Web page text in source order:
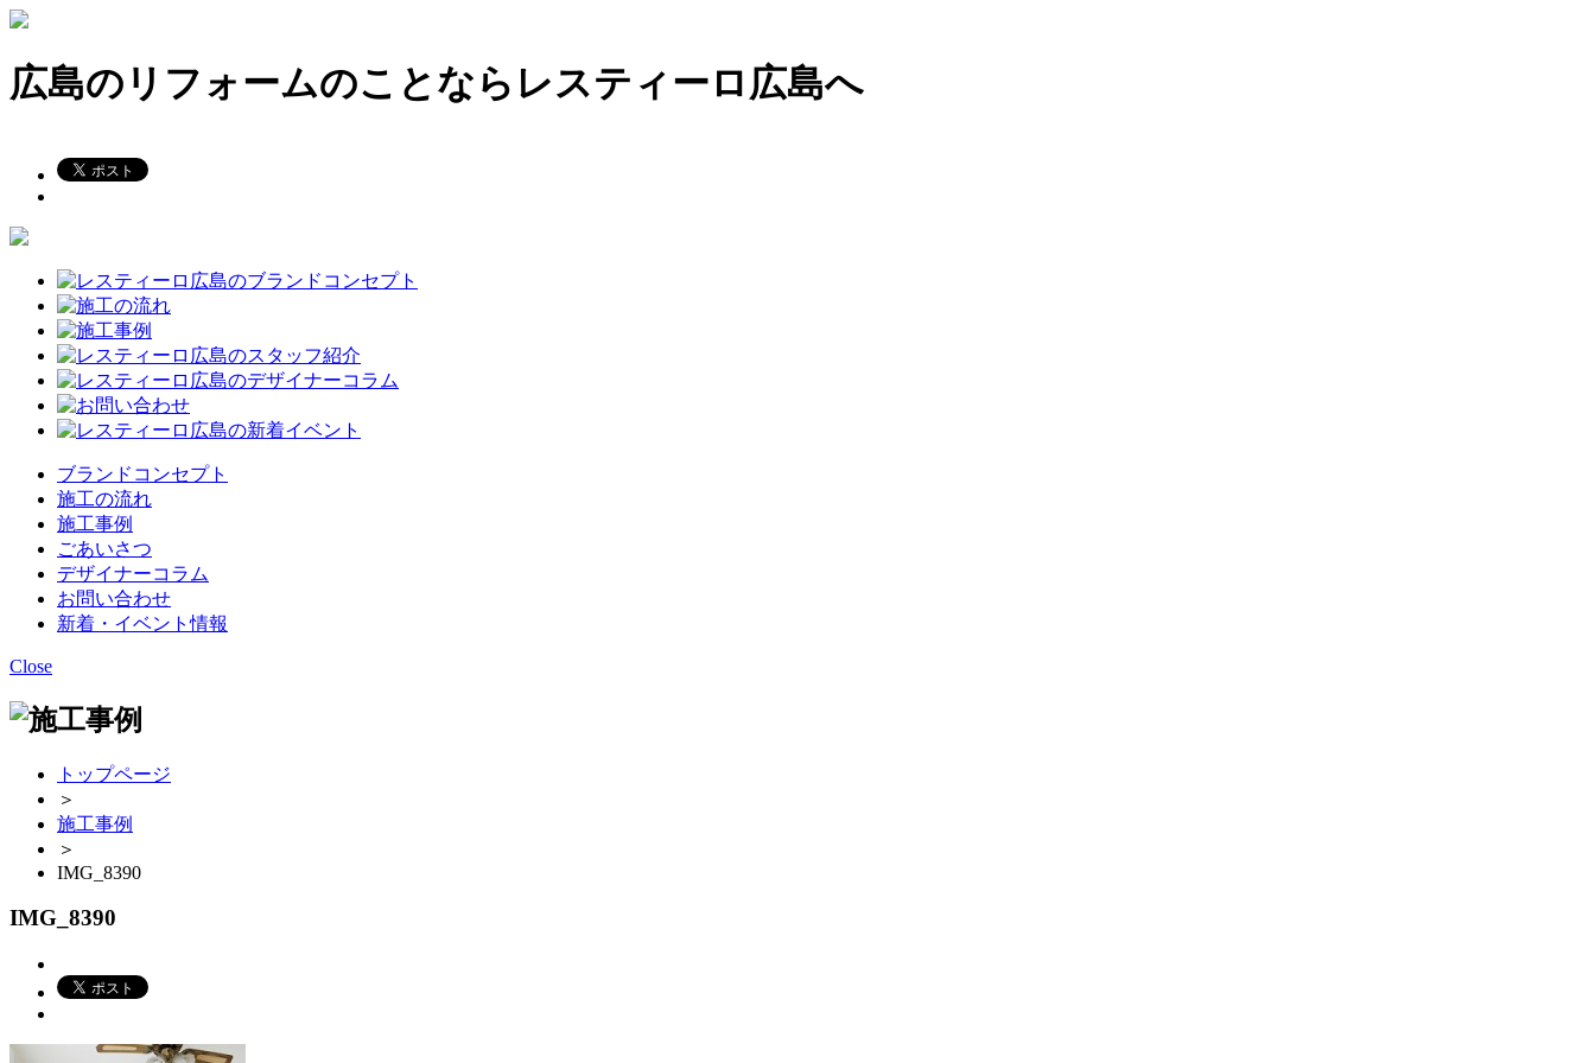
広島のリフォームのことならレスティーロ広島へ
ブランドコンセプト
施工の流れ
施工事例
ごあいさつ
デザイナーコラム
お問い合わせ
新着・イベント情報
Close
トップページ
＞
施工事例
＞
IMG_8390
IMG_8390